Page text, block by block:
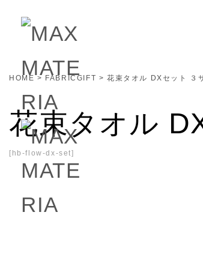
HOME > FABRICGIFT > 花束タオル DXセット ３
花束タオル
[ hb-flow-dx-set]